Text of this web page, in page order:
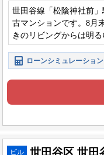
世田谷線「松陰神社前
古マンションです。8月
きのリビングからは明
ローンシミュレーション
ビル